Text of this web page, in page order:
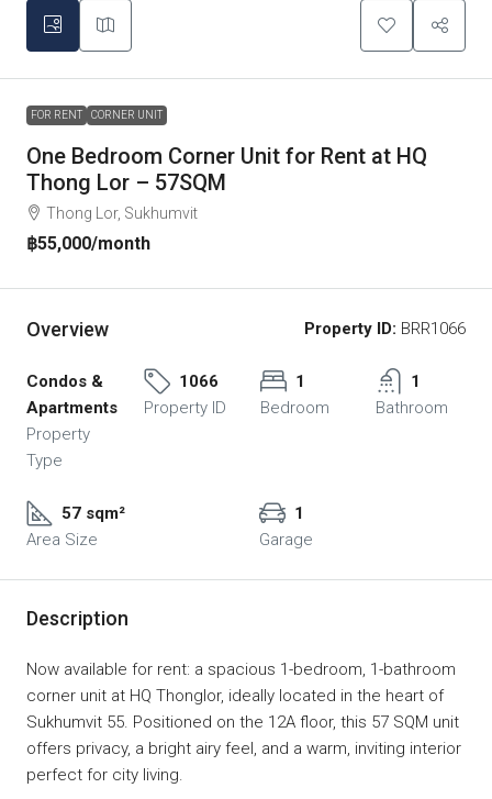
FOR RENT CORNER UNIT
One Bedroom Corner Unit for Rent at HQ
Thong Lor – 57SQM
Thong Lor, Sukhumvit
฿55,000/month
Overview Property ID: BRR1066
Condos &
Apartments
Property
Type
1066
Property ID
1
Bedroom
1
Bathroom
57 sqm²
Area Size
1
Garage
Description
Now available for rent: a spacious 1-bedroom, 1-bathroom
corner unit at HQ Thonglor, ideally located in the heart of
Sukhumvit 55. Positioned on the 12A floor, this 57 SQM unit
offers privacy, a bright airy feel, and a warm, inviting interior
perfect for city living.